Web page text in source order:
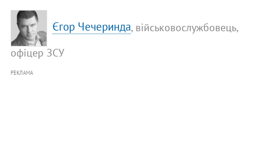
Єгор Чечеринда, військовослужбовець,
офіцер ЗСУ
РЕКЛАМА